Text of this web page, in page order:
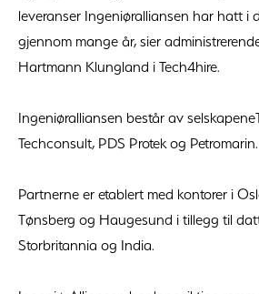
leveranser Ingeniøralliansen har hatt i
gjennom mange år, sier
Hartmann Klungland i Tech4hire.
Ingeniøralliansen består av
Techconsult, PDS Protek og Petromarin.
Partnerne er etablert med kontorer i
Tønsberg og Haugesund i tillegg til
Storbritannia og India.